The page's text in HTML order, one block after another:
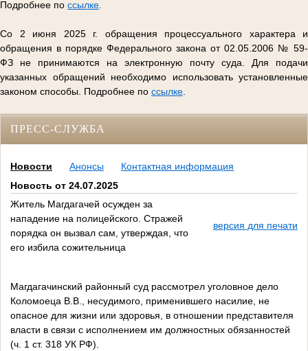
Подробнее по ссылке
Со 2 июня 2025 г. обращения процессуального характера и
обращения в порядке Федерального закона от 02.05.2006 № 59-
ФЗ не принимаются на электронную почту суда. Для подачи
указанных обращений необходимо использовать установленные
законом способы. Подробнее по ссылке
ПРЕСС-СЛУЖБА
Новости Анонсы
Контактная информация
Новость от 24.07.2025
Житель Магдагачей осужден за
нападение на полицейского. Стражей
порядка он вызвал сам, утверждая, что
его избила сожительница
версия для печати
Магдагачинский районный суд рассмотрел уголовное дело
Коломоеца В.В., несудимого, применившего насилие, не
опасное для жизни или здоровья, в отношении представителя
власти в связи с исполнением им должностных обязанностей
(ч. 1 ст. 318 УК РФ).